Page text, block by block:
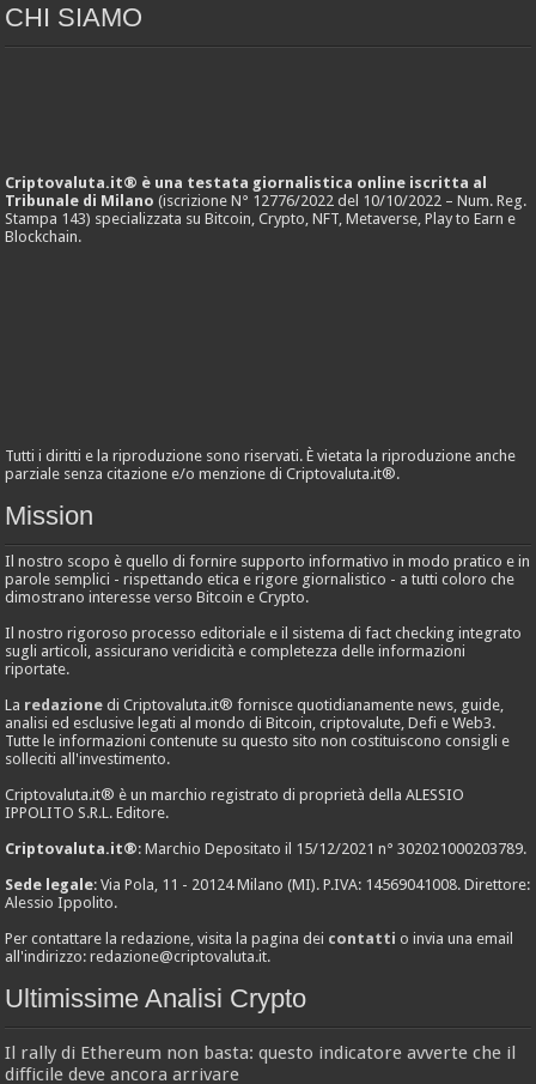
CHI SIAMO
Criptovaluta.it® è una testata giornalistica online iscritta al
Tribunale di Milano (iscrizione N° 12776/2022 del 10/10/2022 – Num. Reg.
Stampa 143) specializzata su Bitcoin, Crypto, NFT, Metaverse, Play to Earn e
Blockchain.
Tutti i diritti e la riproduzione sono riservati. È vietata la riproduzione anche
parziale senza citazione e/o menzione di Criptovaluta.it®.
Mission
Il nostro scopo è quello di fornire supporto informativo in modo pratico e in
parole semplici - rispettando etica e rigore giornalistico - a tutti coloro che
dimostrano interesse verso Bitcoin e Crypto.
Il nostro rigoroso processo editoriale e il sistema di fact checking integrato
sugli articoli, assicurano veridicità e completezza delle informazioni
riportate.
La redazione di Criptovaluta.it® fornisce quotidianamente news, guide,
analisi ed esclusive legati al mondo di Bitcoin, criptovalute, Defi e Web3.
Tutte le informazioni contenute su questo sito non costituiscono consigli e
solleciti all'investimento.
Criptovaluta.it® è un marchio registrato di proprietà della ALESSIO
IPPOLITO S.R.L. Editore.
Criptovaluta.it®: Marchio Depositato il 15/12/2021 n° 302021000203789.
Sede legale: Via Pola, 11 - 20124 Milano (MI). P.IVA: 14569041008. Direttore:
Alessio Ippolito.
Per contattare la redazione, visita la pagina dei contatti o invia una email
all'indirizzo:redazione@criptovaluta.it.
Ultimissime Analisi Crypto
Il rally di Ethereum non basta: questo indicatore avverte che il
difficile deve ancora arrivare